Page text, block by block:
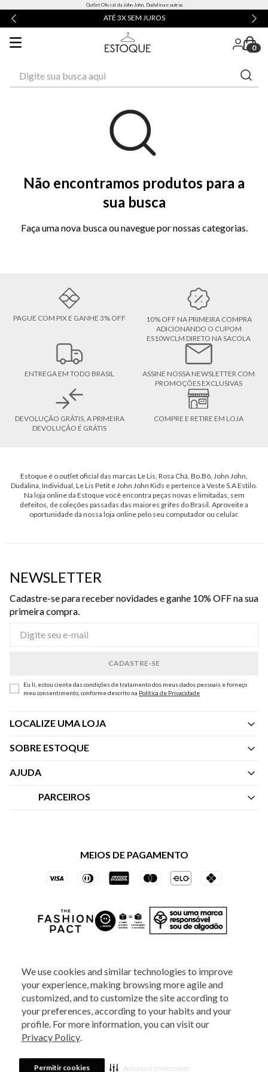
We use cookies and similar technologies to improve
your experience, making browsing more agile and
customized, and to customize the site according to
your preferences, according to your habits and your
profile. For more information, you can visit our
Privacy Policy.
Permitir cookies Advanced preferences
Outlet Oficial da John John, Dudalina e outras
ATÉ 3X SEM JUROS
0
Não encontramos produtos para a
sua busca
Faça uma nova busca ou navegue por nossas categorias.
PAGUE COM PIX E GANHE 3% OFF
10% OFF NA PRIMEIRA COMPRA
ADICIONANDO O CUPOM
ES10WCLM DIRETO NA SACOLA
ENTREGA EM TODO BRASIL
ASSINE NOSSA NEWSLETTER COM
PROMOÇÕES EXCLUSIVAS
DEVOLUÇÃO GRÁTIS, A PRIMEIRA
DEVOLUÇÃO É GRÁTIS
COMPRE E RETIRE EM LOJA
Estoque é o outlet oficial das marcas Le Lis, Rosa Chá, Bo.Bô, John John,
Dudalina, Individual, Le Lis Petit e John John Kids e pertence à Veste S.A Estilo.
Na loja online da Estoque você encontra peças novas e limitadas, sem
defeitos, de coleções passadas das maiores grifes do Brasil. Aproveite a
oportunidade da nossa loja online pelo seu computador ou celular.
NEWSLETTER
Cadastre-se para receber novidades e ganhe 10% OFF na sua
primeira compra.
Eu li, estou ciente das condições de tratamento dos meus dados pessoais e forneço
meu consentimento, conforme descrito na Política de Privacidade
LOCALIZE UMA LOJA
SOBRE ESTOQUE
Quem Somos
AJUDA
Central de Atendimento
Trocas e Devoluções
PARCEIROS
Vai de Visa
Azul Fidelidade
MEIOS DE PAGAMENTO
2025 - Veste S.A Estilo. Todos os direitos reservados - A loja Estoque reserva-
se no direito de corrigir ou alterar informações como: preços, promoções e
880 5520.Horário de Atendimento:
Sábados das 8h às 14h, exceto feriados. Veste S.A Estilo. Rua Othão, 405, Vila